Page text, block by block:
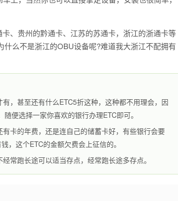
、贵州的黔通卡、江苏的苏通卡，浙江的浙通卡等
么不是浙江的OBU设备呢?难道我大浙江不配拥有
，甚至还有什么ETC5折这种，这种都不用理会，因
便选择一家你喜欢的银行办理ETC即可。
卡的年费，还是连自己的储蓄卡好，有些银行会要
，这个ETC的金额欠费会上征信的。
常跑长途可以适当存点，经常跑长途多存点。